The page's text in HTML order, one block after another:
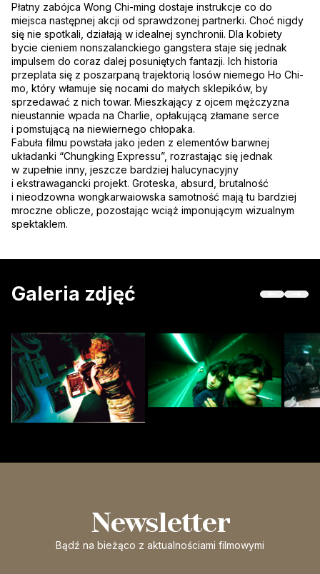
Płatny zabójca Wong Chi-ming dostaje instrukcje co do
miejsca następnej akcji od sprawdzonej partnerki. Choć nigdy
się nie spotkali, działają w idealnej synchronii. Dla kobiety
bycie cieniem nonszalanckiego gangstera staje się jednak
impulsem do coraz dalej posuniętych fantazji. Ich historia
przeplata się z poszarpaną trajektorią losów niemego Ho Chi-
mo, który włamuje się nocami do małych sklepików, by
sprzedawać z nich towar. Mieszkający z ojcem mężczyzna
nieustannie wpada na Charlie, opłakującą złamane serce
i pomstującą na niewiernego chłopaka.
Fabuła filmu powstała jako jeden z elementów barwnej
układanki “Chungking Expressu”, rozrastając się jednak
w zupełnie inny, jeszcze bardziej halucynacyjny
i ekstrawagancki projekt. Groteska, absurd, brutalność
i nieodzowna wongkarwaiowska samotność mają tu bardziej
mroczne oblicze, pozostając wciąż imponującym wizualnym
spektaklem.
Galeria zdjęć
Newsletter
Bądź na bieżąco z aktualnościami filmowymi